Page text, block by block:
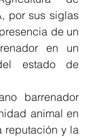
por sus siglas
de un
en un
estado de
barrenador
animal en
reputación y la